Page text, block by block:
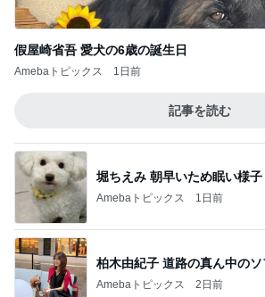
假屋崎省吾 愛犬の6歳の誕生日
Amebaトピックス 1日前
記事を読む
堀ちえみ 朝早いため眠い様子
Amebaトピックス 1日前
柏木由紀子 道路の真ん中のソ
Amebaトピックス 2日前